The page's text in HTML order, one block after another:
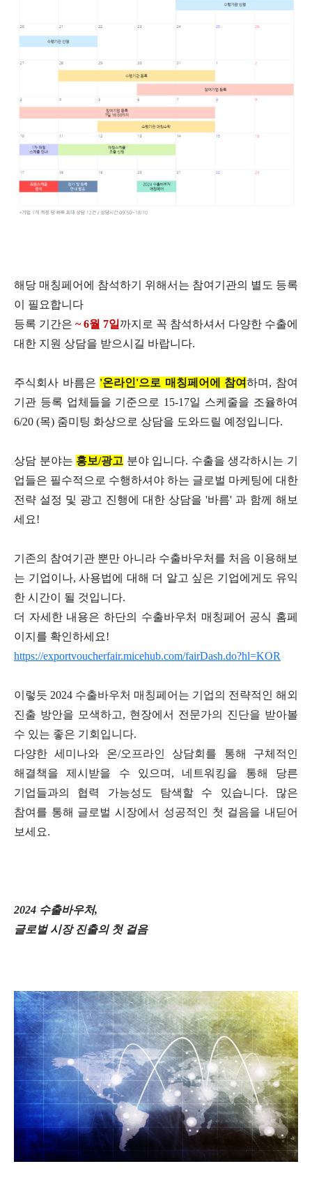
해당 매칭페어에 참석하기 위해서는 참여기관의 별도 등록
이 필요합니다
등록 기간은 ~ 6월 7일 까지로 꼭 참석하셔서 다양한 수출에
대한 지원 상담을 받으시길 바랍니다.
주식회사 바름은 ​'온라인'으로 매칭페어에 참여하며 , 참여
기관 등록 업체들을 기준으로 15-17일 스케줄을 조율하여
6/20 (목) 줌미팅 화상으로 상담을 도와드릴 예정입니다.
상담 분야는 홍보/광고 분야 입니다. 수출을 생각하시는 기
업들은 필수적으로 수행하셔야 하는 글로벌 마케팅에 대한
전략 설정 및 광고 진행에 대한 상담을 '바름' 과 함께 해보
세요!
기존의 참여기관 뿐만 아니라 수출바우처를 처음 이용해보
는 기업이나, 사용법에 대해 더 알고 싶은 기업에게도 유익
한 시간이 될 것입니다.
더 자세한 내용은 하단의 수출바우처 매칭페어 공식 홈페
이지를 확인하세요!
https://exportvoucherfair.micehub.com/fairDash.do?hl=KOR
이렇듯 2024 수출바우처 매칭페어는 기업의 전략적인 해외
진출 방안을 모색하고, 현장에서 전문가의 진단을 받아볼
수 있는 좋은 기회입니다.
다양한 세미나와 온/오프라인 상담회를 통해 구체적인
해결책을 제시받을 수 있으며 , 네트워킹을 통해 당른
기업들과의 협력 가능성도 탐색할 수 있습니다. 많은
참여를 통해 글로벌 시장에서 성공적인 첫 걸음을 내딛어
보세요.
2024 수출바우처,
글로벌 시장 진출의 첫 걸음